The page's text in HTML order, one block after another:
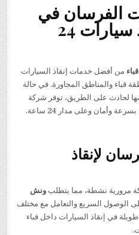
الفرسان في
قباء – خدمة إنقاذ سيارات 24
من أفضل خدمات إنقاذ السيارات
قباء والمناطق المجاورة. في حالة
لحادث على الطريق، توفر شركة
بسرعة وأمان وعلى مدار 24 ساعة.
لإنقاذ
مرورية نشطة، مما يتطلبونش
الوصول السريع والتعامل مع مختلف
في إنقاذ السيارات داخل قباء